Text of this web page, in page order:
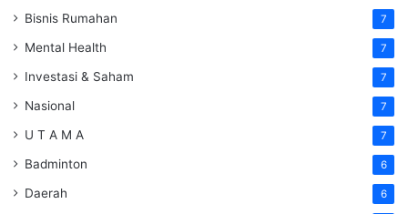
Bisnis Rumahan 7
Mental Health 7
Investasi & Saham 7
Nasional 7
U T A M A 7
Badminton 6
Daerah 6